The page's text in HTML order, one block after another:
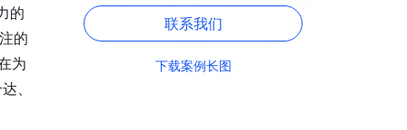
的
的
为
、
联系我们
下载案例长图